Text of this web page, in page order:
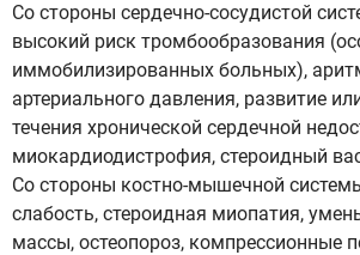
Со стороны сердечно-сосудистой
высокий риск тромбообразования
иммобилизированных больных),
артериального давления, развитие
течения хронической сердечной
миокардиодистрофия, стероидный
Со стороны костно-мышечной
слабость, стероидная миопатия,
массы, остеопороз, компрессионные